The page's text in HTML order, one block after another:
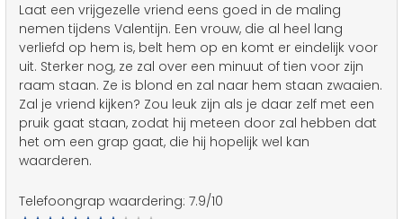
Laat een vrijgezelle vriend eens goed in de maling
nemen tijdens Valentijn. Een vrouw, die al heel lang
verliefd op hem is, belt hem op en komt er eindelijk voor
uit. Sterker nog, ze zal over een minuut of tien voor zijn
raam staan. Ze is blond en zal naar hem staan zwaaien.
Zal je vriend kijken? Zou leuk zijn als je daar zelf met een
pruik gaat staan, zodat hij meteen door zal hebben dat
het om een grap gaat, die hij hopelijk wel kan
waarderen.
Telefoongrap waardering: 7.9/10